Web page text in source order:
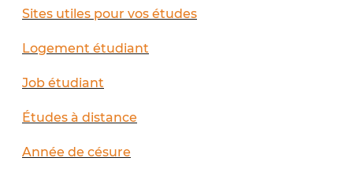
Sites utiles pour vos études
Logement étudiant
Job étudiant
Études à distance
Année de césure